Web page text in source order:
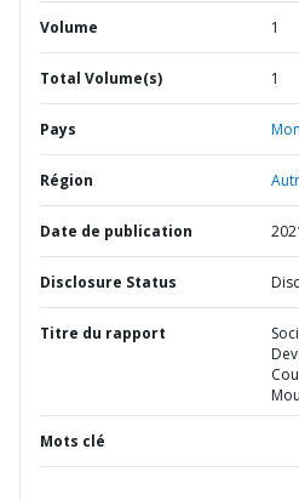
Volume 1
Total Volume(s) 1
Pays
Région
Date de publication
Disclosure Status
Titre du rapport
Mots clé